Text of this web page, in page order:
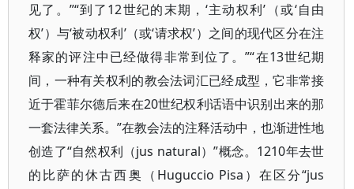
见了。”“到了12世纪的末期，‘主动权利’（或‘自由
权’）与‘被动权利’（或‘请求权’）之间的现代区分在注
释家的评注中已经做得非常到位了。”“在13世纪期
间，一种有关权利的教会法词汇已经成型，它非常接
近于霍菲尔德后来在20世纪权利话语中识别出来的那
一套法律关系。”在教会法的注释活动中，也渐进性地
创造了“自然权利（jus natural）”概念。1210年去世
的比萨的休古西奥（Huguccio Pisa）在区分“jus